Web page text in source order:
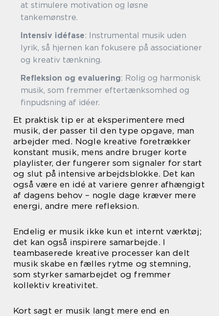
at stimulere motivation og løsne
tankemønstre.
Intensiv idéfase: Instrumental musik uden
lyrik, så hjernen kan fokusere på associationer
og kreativ tænkning.
Refleksion og evaluering: Rolig og harmonisk
musik, som fremmer eftertænksomhed og
finpudsning af idéer.
Et praktisk tip er at eksperimentere med
musik, der passer til den type opgave, man
arbejder med. Nogle kreative foretrækker
konstant musik, mens andre bruger korte
playlister, der fungerer som signaler for start
og slut på intensive arbejdsblokke. Det kan
også være en idé at variere genrer afhængigt
af dagens behov – nogle dage kræver mere
energi, andre mere refleksion.
Endelig er musik ikke kun et internt værktøj;
det kan også inspirere samarbejde. I
teambaserede kreative processer kan delt
musik skabe en fælles rytme og stemning,
som styrker samarbejdet og fremmer
kollektiv kreativitet.
Kort sagt er musik langt mere end en